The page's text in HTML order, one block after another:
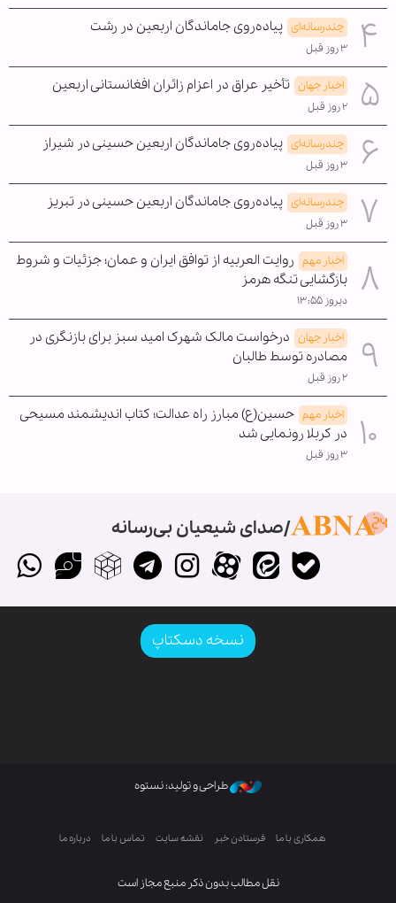
چندرسانه‌ای پیاده‌روی جاماندگان اربعین در رشت
۳ روز قبل
اخبار جهان تأخیر عراق در اعزام زائران افغانستانی اربعین
۲ روز قبل
چندرسانه‌ای پیاده‌روی جاماندگان اربعین حسینی در شیراز
۳ روز قبل
چندرسانه‌ای پیاده‌روی جاماندگان اربعین حسینی در تبریز
۳ روز قبل
اخبار مهم روایت العربیه از توافق ایران و عمان؛ جزئیات و شروط
بازگشایی تنگه هرمز
دیروز ۱۳:۵۵
اخبار جهان درخواست مالک شهرک امید سبز برای بازنگری در
مصادره توسط طالبان
۲ روز قبل
اخبار مهم حسین(ع) مبارز راه عدالت؛ کتاب اندیشمند مسیحی
در کربلا رونمایی شد
۳ روز قبل
صدای شیعیان بی‌رسانه
نسخه دسکتاپ
نقل مطالب بدون ذکر منبع مجاز است
طراحی و تولید: نستوه
همکاری با ما فرستادن خبر نقشه سایت تماس با ما درباره ما